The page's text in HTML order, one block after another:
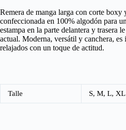
Remera de manga larga con corte boxy
confeccionada en 100% algodón para
estampa en la parte delantera y trasera
actual. Moderna, versátil y canchera,
relajados con un toque de actitud.
Talle S, M, L, XL